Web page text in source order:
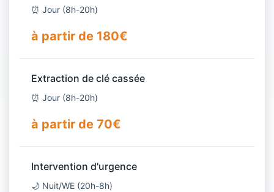
⏰ Jour (8h-20h)
à partir de 180€
Extraction de clé cassée
⏰ Jour (8h-20h)
à partir de 70€
Intervention d'urgence
🌙 Nuit/WE (20h-8h)